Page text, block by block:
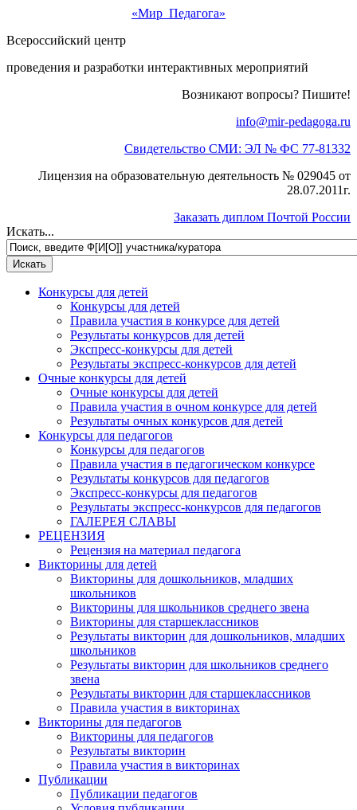
«Мир Педагога»
Всероссийский центр
проведения и разработки интерактивных мероприятий
Возникают вопросы? Пишите!
info@mir-pedagoga.ru
Свидетельство СМИ: ЭЛ № ФС 77-81332
Лицензия на образовательную деятельность № 029045 от
28.07.2011г.
Заказать диплом Почтой России
Искать...
Конкурсы для детей
Конкурсы для детей
Правила участия в конкурсе для детей
Результаты конкурсов для детей
Экспресс-конкурсы для детей
Результаты экспресс-конкурсов для детей
Очные конкурсы для детей
Очные конкурсы для детей
Правила участия в очном конкурсе для детей
Результаты очных конкурсов для детей
Конкурсы для педагогов
Конкурсы для педагогов
Правила участия в педагогическом конкурсе
Результаты конкурсов для педагогов
Экспресс-конкурсы для педагогов
Результаты экспресс-конкурсов для педагогов
ГАЛЕРЕЯ СЛАВЫ
РЕЦЕНЗИЯ
Рецензия на материал педагога
Викторины для детей
Викторины для дошкольников, младших
школьников
Викторины для школьников среднего звена
Викторины для старшеклассников
Результаты викторин для дошкольников, младших
школьников
Результаты викторин для школьников среднего
звена
Результаты викторин для старшеклассников
Правила участия в викторинах
Викторины для педагогов
Викторины для педагогов
Результаты викторин
Правила участия в викторинах
Публикации
Публикации педагогов